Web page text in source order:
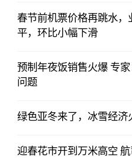
春节前机票价格再跳水
平，环比小幅下滑
预制年夜饭销售火爆 专
问题
绿色亚冬来了，冰雪经济
迎春花市开到万米高空